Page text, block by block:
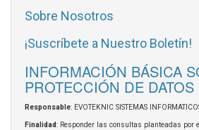
Sobre Nosotros
¡Suscríbete a Nuestro Boletín!
INFORMACIÓN BÁSICA
PROTECCIÓN DE DATOS
Responsable: EVOTEKNIC SISTEMAS
Finalidad: Responder las consultas planteadas por